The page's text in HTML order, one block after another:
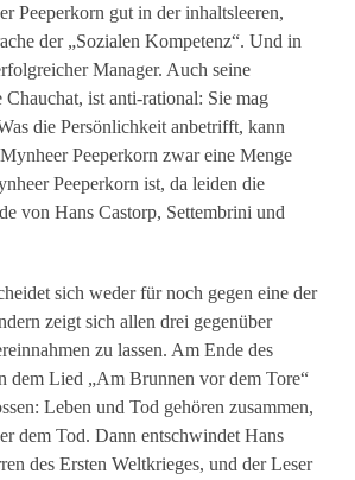
Peeperkorn gut in der inhaltsleeren,
der „Sozialen Kompetenz“. Und in
Manager. Auch seine
ist anti-rational: Sie mag
die Persönlichkeit anbetrifft, kann
Peeperkorn zwar eine Menge
Peeperkorn ist, da leiden die
von Hans Castorp, Settembrini und
sich weder für noch gegen eine der
zeigt sich allen drei gegenüber
zu lassen. Am Ende des
dem Lied „Am Brunnen vor dem Tore“
Leben und Tod gehören zusammen,
dem Tod. Dann entschwindet Hans
des Ersten Weltkrieges, und der Leser